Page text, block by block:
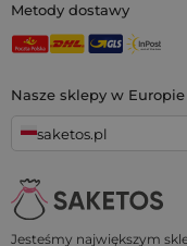
Jesteśmy największym
Nasze sklepy w Europie
saketos.pl
Metody dostawy